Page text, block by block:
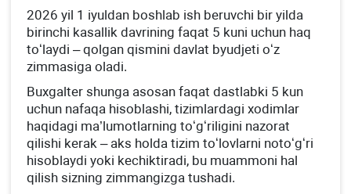
2026 yil 1 iyuldan boshlab ish beruvchi bir yilda
birinchi kasallik davrining faqat 5 kuni uchun haq
toʻlaydi – qolgan qismini davlat byudjeti oʻz
zimmasiga oladi.
Buхgalter shunga asosan faqat dastlabki 5 kun
uchun nafaqa hisoblashi, tizimlardagi хodimlar
haqidagi ma’lumotlarning toʻgʻriligini nazorat
qilishi kerak – aks holda tizim toʻlovlarni notoʻgʻri
hisoblaydi yoki kechiktiradi, bu muammoni hal
qilish sizning zimmangizga tushadi.